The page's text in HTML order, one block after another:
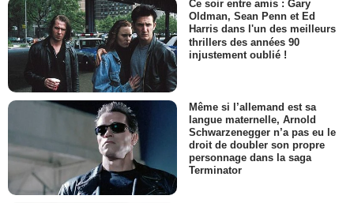
Ce soir entre amis : Gary
Oldman, Sean Penn et Ed
Harris dans l'un des meilleurs
thrillers des années 90
injustement oublié !
Même si l’allemand est sa
langue maternelle, Arnold
Schwarzenegger n’a pas eu le
droit de doubler son propre
personnage dans la saga
Terminator